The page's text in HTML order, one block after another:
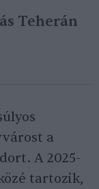
Teherán
a
A 2025-
tartozik,